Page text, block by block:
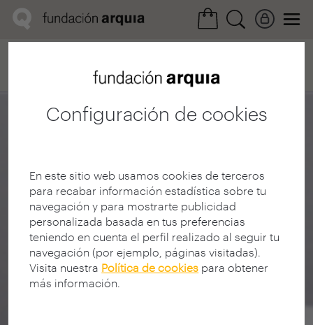
Configuración de cookies
En este sitio web usamos cookies de terceros
para recabar información estadística sobre tu
navegación y para mostrarte publicidad
personalizada basada en tus preferencias
teniendo en cuenta el perfil realizado al seguir tu
navegación (por ejemplo, páginas visitadas).
Visita nuestra Política de cookies para obtener
más información.
Ficha realización